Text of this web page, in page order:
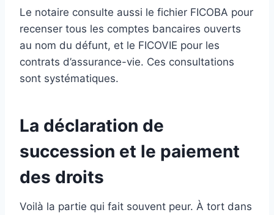
Le notaire consulte aussi le fichier FICOBA pour
recenser tous les comptes bancaires ouverts
au nom du défunt, et le FICOVIE pour les
contrats d’assurance-vie. Ces consultations
sont systématiques.
La déclaration de
succession et le paiement
des droits
Voilà la partie qui fait souvent peur. À tort dans